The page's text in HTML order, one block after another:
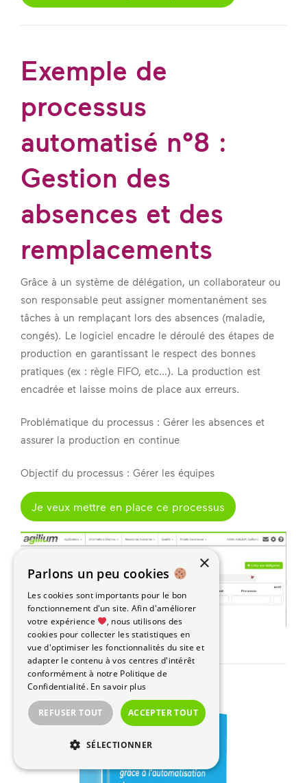
Exemple de
processus
automatisé n°8 :
Gestion des
absences et des
remplacements
Grâce à un système de délégation, un collaborateur ou
son responsable peut assigner momentanément ses
tâches à un remplaçant lors des absences (maladie,
congés). Le logiciel encadre le déroulé des étapes de
production en garantissant le respect des bonnes
pratiques (ex : règle FIFO, etc…). La production est
encadrée et laisse moins de place aux erreurs.
Problématique du processus : Gérer les absences et
assurer la production en continue
Objectif du processus : Gérer les équipes
Je veux mettre en place ce processus
×
Parlons un peu cookies
Les cookies sont importants pour le bon
fonctionnement d'un site. Afin d'améliorer
votre expérience
, nous utilisons des
cookies pour collecter les statistiques en
vue d'optimiser les fonctionnalités du site et
adapter le contenu à vos centres d'intérêt
conformément à notre Politique de
Confidentialité. En savoir plus
ACCEPTER TOUT
REFUSER TOUT
SÉLECTIONNER